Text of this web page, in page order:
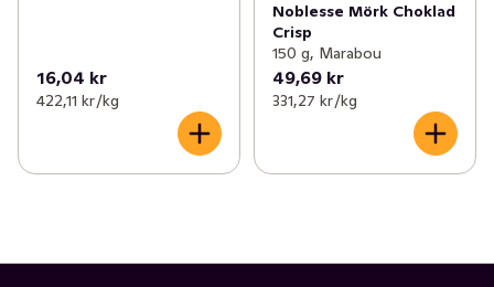
16,04 kr
422,11 kr /kg
Noblesse Mörk Choklad
Crisp
150 g, Marabou
49,69 kr
331,27 kr /kg